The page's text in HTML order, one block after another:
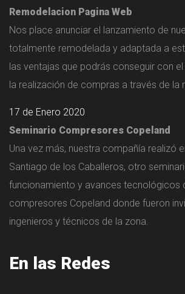
Remodelacion Pagina Web
Nos place anunciar el lanzamiento de
totalmente remodelada y adaptada a
las ventajas que podrás conseguir con
la realización de compras a través de la
17 de Enero 2020
Seminario Compresores Copeland
Una vez más, nuestra compañía realizó
Santiago de los Caballeros, otro
funcionamiento y avances tecnológicos
compresores Copeland donde fueron
ingenieros y técnicos de la zona.
En las Redes